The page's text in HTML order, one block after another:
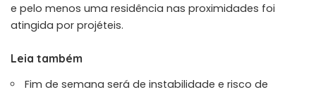
e pelo menos uma residência nas proximidades foi
atingida por projéteis.
Leia também
Fim de semana será de instabilidade e risco de